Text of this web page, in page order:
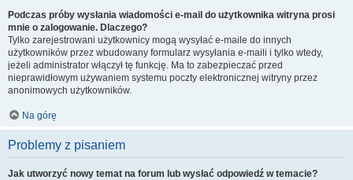
Podczas próby wysłania wiadomości e-mail do użytkownika witryna prosi
mnie o zalogowanie. Dlaczego?
Tylko zarejestrowani użytkownicy mogą wysyłać e-maile do innych
użytkowników przez wbudowany formularz wysyłania e-maili i tylko wtedy,
jeżeli administrator włączył tę funkcję. Ma to zabezpieczać przed
nieprawidłowym używaniem systemu poczty elektronicznej witryny przez
anonimowych użytkowników.
Na górę
Problemy z pisaniem
Jak utworzyć nowy temat na forum lub wysłać odpowiedź w temacie?